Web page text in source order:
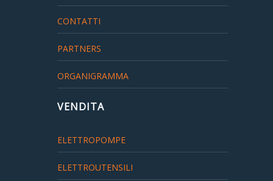
CONTATTI
PARTNERS
ORGANIGRAMMA
VENDITA
ELETTROPOMPE
ELETTROUTENSILI